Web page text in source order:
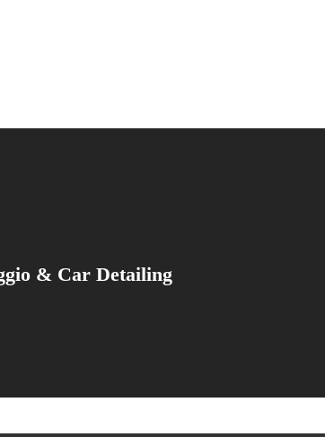
& Car Detailing